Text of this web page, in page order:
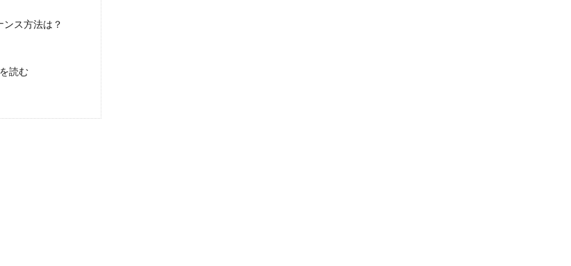
ス方法は？
読む